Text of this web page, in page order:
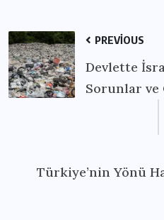
PREVIOUS
Devlette
Sorunlar
Türkiye’nin Yönü